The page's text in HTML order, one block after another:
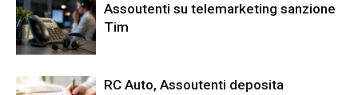
Assoutenti su telemarketing sanzione
Tim
RC Auto, Assoutenti deposita